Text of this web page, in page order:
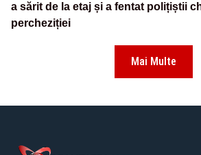
a sărit de la etaj și a fentat polițiștii
percheziției
Mai Multe